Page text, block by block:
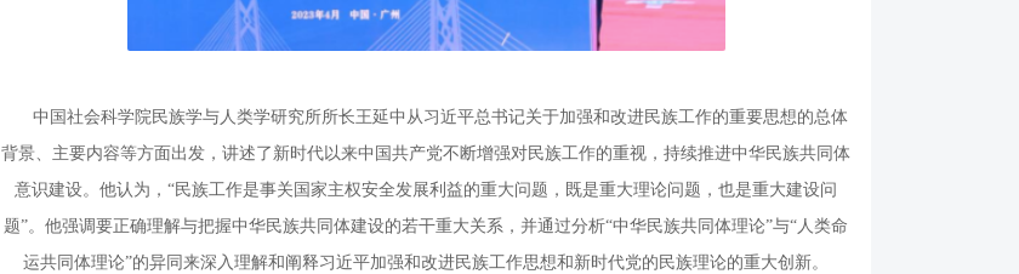
中国社会科学院民族学与人类学研究所所长王延中从习近平总书记关于加强和改进民族工作的重要思想的总体
背景、主要内容等方面出发，讲述了新时代以来中国共产党不断增强对民族工作的重视，持续推进中华民族共同体
意识建设。他认为，“民族工作是事关国家主权安全发展利益的重大问题，既是重大理论问题，也是重大建设问
题”。他强调要正确理解与把握中华民族共同体建设的若干重大关系，并通过分析“中华民族共同体理论”与“人类命
运共同体理论”的异同来深入理解和阐释习近平加强和改进民族工作思想和新时代党的民族理论的重大创新。